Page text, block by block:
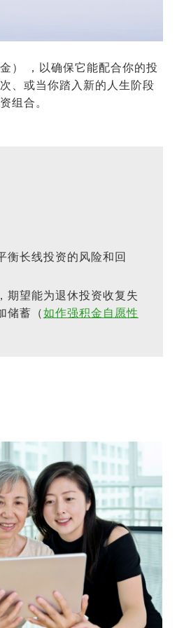
） ，以确保它能配合你的投
、或当你踏入新的人生阶段
组合。
衡长线投资的风险和回
期望能为退休投资收复失
储蓄（如作强积金自愿性